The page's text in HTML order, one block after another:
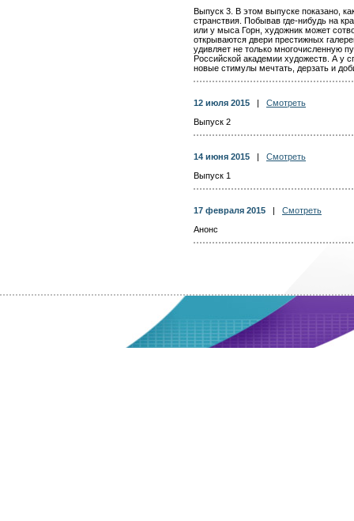
Выпуск 3. В этом выпуске показано,
странствия. Побывав где-нибудь на
или у мыса Горн, художник может
открываются двери престижных
удивляет не только многочисленную
Российской академии художеств. А у
новые стимулы мечтать, дерзать и
12 июля 2015
Смотреть
Выпуск 2
14 июня 2015
Смотреть
Выпуск 1
17 февраля 2015
Смотреть
Анонс